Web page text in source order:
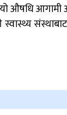
औषधि आगामी